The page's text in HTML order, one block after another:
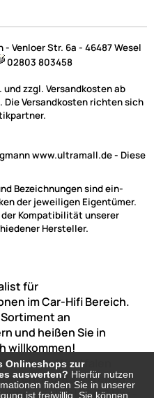
Venloer Str. 6a - 46487 Wesel
02803 803458
zzgl. Versandkosten ab
Die Versandkosten richten sich
www.ultramall.de - Diese
Bezeichnungen sind ein-
der jeweiligen Eigentümer.
Kompatibilität unserer
Hersteller.
für
im Car-Hifi Bereich.
an
und heißen Sie in
willkommen!
Westfalen
Montag-Freitag:
möglich!)8:00 Uhr -
Onlineshops zur
auswerten? Hierfür nutzen
finden Sie in unserer
ist freiwillig, Sie können
Onlineshops zur
auswerten? Hierfür nutzen
finden Sie in unserer
ist freiwillig, Sie können